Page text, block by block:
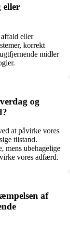
eller
eller
korrekt
midler
og
at påvirke vores
tilstand.
mens ubehagelige
vores adfærd.
af